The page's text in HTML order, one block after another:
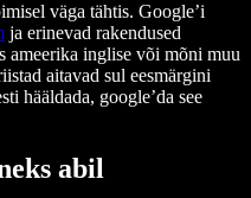
väga tähtis. Google’i
ja erinevad rakendused
ameerika inglise või mõni muu
aitavad sul eesmärgini
hääldada, google’da see
abil